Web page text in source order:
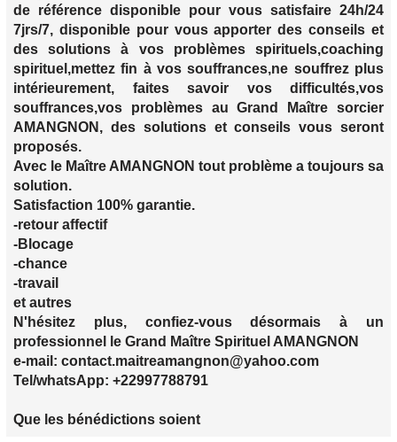
de référence disponible pour vous satisfaire 24h/24
7jrs/7, disponible pour vous apporter des conseils et
des solutions à vos problèmes spirituels,coaching
spirituel,mettez fin à vos souffrances,ne souffrez plus
intérieurement, faites savoir vos difficultés,vos
souffrances,vos problèmes au Grand Maître sorcier
AMANGNON, des solutions et conseils vous seront
proposés.
Avec le Maître AMANGNON tout problème a toujours sa
solution.
Satisfaction 100% garantie.
-retour affectif
-Blocage
-chance
-travail
et autres
N'hésitez plus, confiez-vous désormais à un
professionnel le Grand Maître Spirituel AMANGNON
e-mail: contact.maitreamangnon@yahoo.com
Tel/whatsApp: +22997788791
Que les bénédictions soient